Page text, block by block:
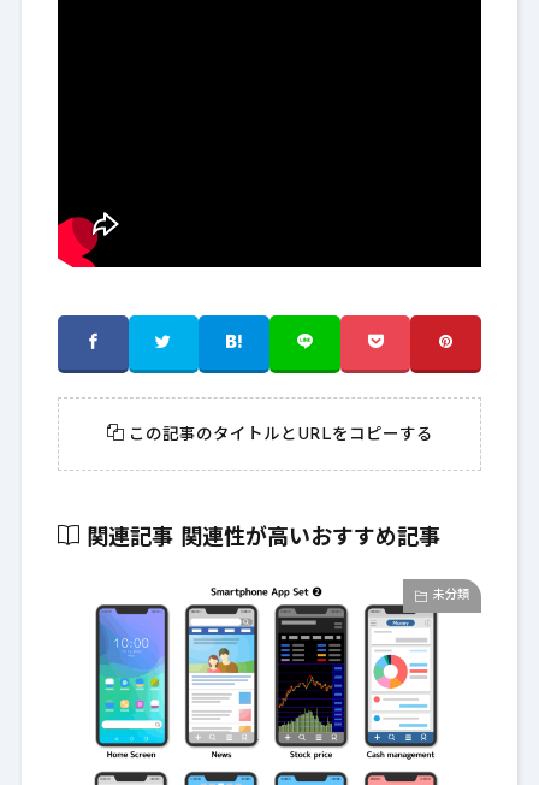
この記事のタイトルとURLをコピーする
関連記事 関連性が高いおすすめ記事
未分類